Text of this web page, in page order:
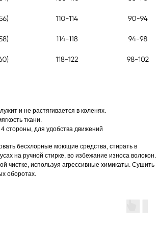
и не растягивается в коленях.
ткани.
стороны, для удобства движений
бесхлорные моющие средства, стирать в
на ручной стирке, во избежание износа волокон.
чистке, используя агрессивные химикаты. Сушить
оборотах.